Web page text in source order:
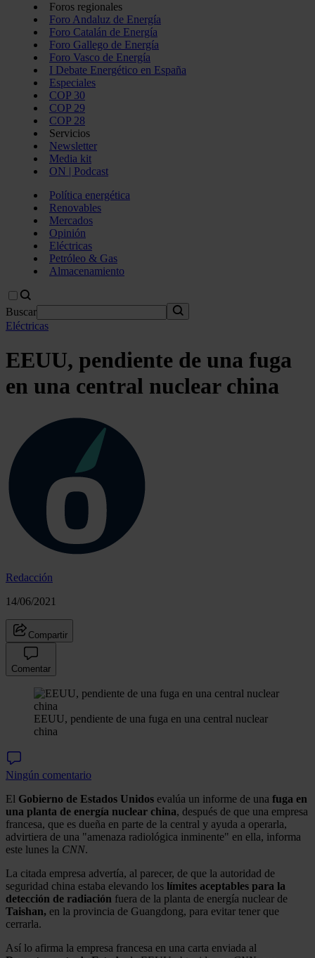
Foros regionales
Foro Andaluz de Energía
Foro Catalán de Energía
Foro Gallego de Energía
Foro Vasco de Energía
I Debate Energético en España
Especiales
COP 30
COP 29
COP 28
Servicios
Newsletter
Media kit
ON | Podcast
Política energética
Renovables
Mercados
Opinión
Eléctricas
Petróleo & Gas
Almacenamiento
Buscar
Eléctricas
EEUU, pendiente de una fuga
en una central nuclear china
Redacción
14/06/2021
Compartir
Comentar
EEUU, pendiente de una fuga en una central nuclear
china
Ningún comentario
El Gobierno de Estados Unidos evalúa un informe de una fuga en
una planta de energía nuclear china, después de que una empresa
francesa, que es dueña en parte de la central y ayuda a operarla,
advirtiera de una "amenaza radiológica inminente" en ella, informa
este lunes la CNN.
La citada empresa advertía, al parecer, de que la autoridad de
seguridad china estaba elevando los límites aceptables para la
detección de radiación fuera de la planta de energía nuclear de
Taishan, en la provincia de Guangdong, para evitar tener que
cerrarla.
Así lo afirma la empresa francesa en una carta enviada al